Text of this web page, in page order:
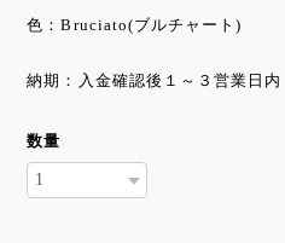
色：Bruciato(ブルチャート)
納期：入金確認後１～３営業日
数量